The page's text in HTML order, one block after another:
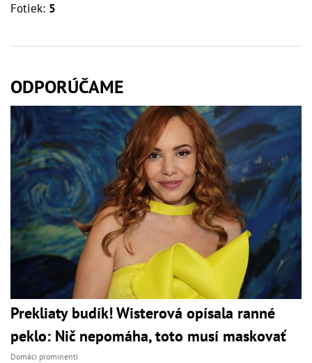
Fotiek: 5
ODPORÚČAME
Prekliaty budík! Wisterová opísala ranné
peklo: Nič nepomáha, toto musí maskovať
Domáci prominenti